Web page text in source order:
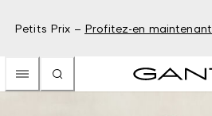
Petits Prix – Profitez-en maintenant